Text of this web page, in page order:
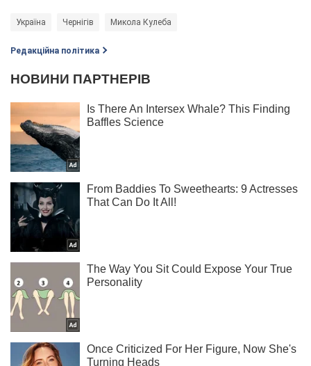
Україна Чернігів Микола Кулеба
Редакційна політика